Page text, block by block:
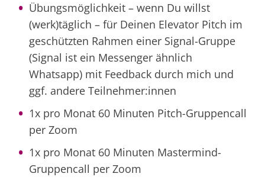
Übungsmöglichkeit – wenn Du willst
(werk)täglich – für Deinen Elevator Pitch im
geschützten Rahmen einer Signal-Gruppe
(Signal ist ein Messenger ähnlich
Whatsapp) mit Feedback durch mich und
ggf. andere Teilnehmer:innen
1x pro Monat 60 Minuten Pitch-Gruppencall
per Zoom
1x pro Monat 60 Minuten Mastermind-
Gruppencall per Zoom